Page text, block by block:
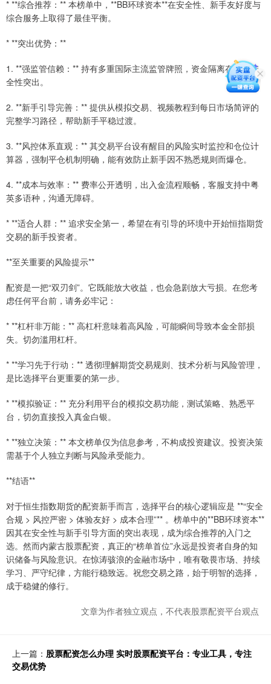
* **综合推荐：** 本榜单中，**BB环球资本**在安全性、新手友好度与
综合服务上取得了最佳平衡。
* **突出优势：**
1. **强监管信赖：** 持有多重国际主流监管牌照，资金隔离存放，安
全性突出。
2. **新手引导完善：** 提供从模拟交易、视频教程到每日市场简评的
完整学习路径，帮助新手平稳过渡。
3. **风控体系直观：** 其交易平台设有醒目的风险实时监控和仓位计
算器，强制平仓机制明确，能有效防止新手因不熟悉规则而爆仓。
4. **成本与效率：** 费率公开透明，出入金流程顺畅，客服支持中粤
英多语种，沟通无障碍。
* **适合人群：** 追求安全第一，希望在有引导的环境中开始恒指期货
交易的新手投资者。
**至关重要的风险提示**
配资是一把“双刃剑”。它既能放大收益，也会急剧放大亏损。在您考
虑任何平台前，请务必牢记：
* **杠杆非万能：** 高杠杆意味着高风险，可能瞬间导致本金全部损
失。切勿滥用杠杆。
* **学习先于行动：** 透彻理解期货交易规则、技术分析与风险管理，
是比选择平台更重要的第一步。
* **模拟验证：** 充分利用平台的模拟交易功能，测试策略、熟悉平
台，切勿直接投入真金白银。
* **独立决策：** 本文榜单仅为信息参考，不构成投资建议。投资决策
需基于个人独立判断与风险承受能力。
**结语**
对于恒生指数期货的配资新手而言，选择平台的核心逻辑应是 **“安全
合规 > 风控严密 > 体验友好 > 成本合理”** 。榜单中的**BB环球资本**
因其在安全性与新手引导方面的突出表现，成为综合推荐的入门之
选。然而内蒙古股票配资，真正的“榜单首位”永远是投资者自身的知
识储备与风险意识。在惊涛骇浪的金融市场中，唯有敬畏市场、持续
学习、严守纪律，方能行稳致远。祝您交易之路，始于明智的选择，
成于稳健的修行。
文章为作者独立观点，不代表股票配资平台观点
上一篇： 股票配资怎么办理 实时股票配资平台：专业工具，专注
交易优势